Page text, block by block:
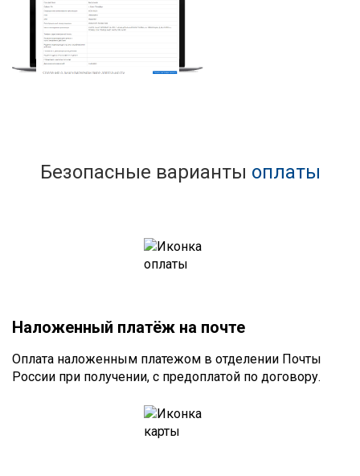
Безопасные варианты оплаты
Наложенный платёж на почте
Оплата наложенным платежом в отделении Почты
России при получении, с предоплатой по договору.